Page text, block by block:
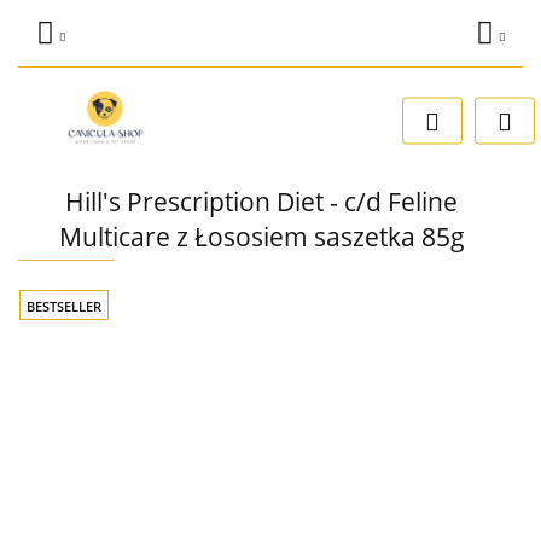
Zaloguj się
Dodaj zgłoszenie
Hill's Prescription Diet - c/d Feline
Multicare z Łososiem saszetka 85g
BESTSELLER